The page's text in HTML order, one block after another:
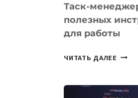
Таск-
полезных
для работы
ЧИТАТЬ ДАЛЕЕ ТАСК-